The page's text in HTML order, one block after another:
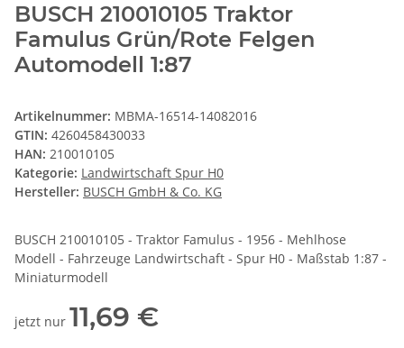
BUSCH 210010105 Traktor
Famulus Grün/Rote Felgen
Automodell 1:87
Artikelnummer: MBMA-16514-14082016
GTIN: 4260458430033
HAN: 210010105
Kategorie: Landwirtschaft Spur H0
Hersteller: BUSCH GmbH & Co. KG
BUSCH 210010105 - Traktor Famulus - 1956 - Mehlhose
Modell - Fahrzeuge Landwirtschaft - Spur H0 - Maßstab 1:87 -
Miniaturmodell
jetzt nur 11,69 €